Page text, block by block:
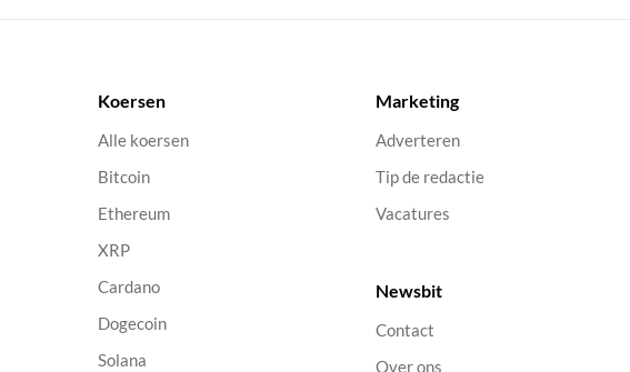
Koersen
Alle koersen
Bitcoin
Ethereum
XRP
Cardano
Dogecoin
Solana
Marketing
Adverteren
Tip de redactie
Vacatures
Newsbit
Contact
Over ons